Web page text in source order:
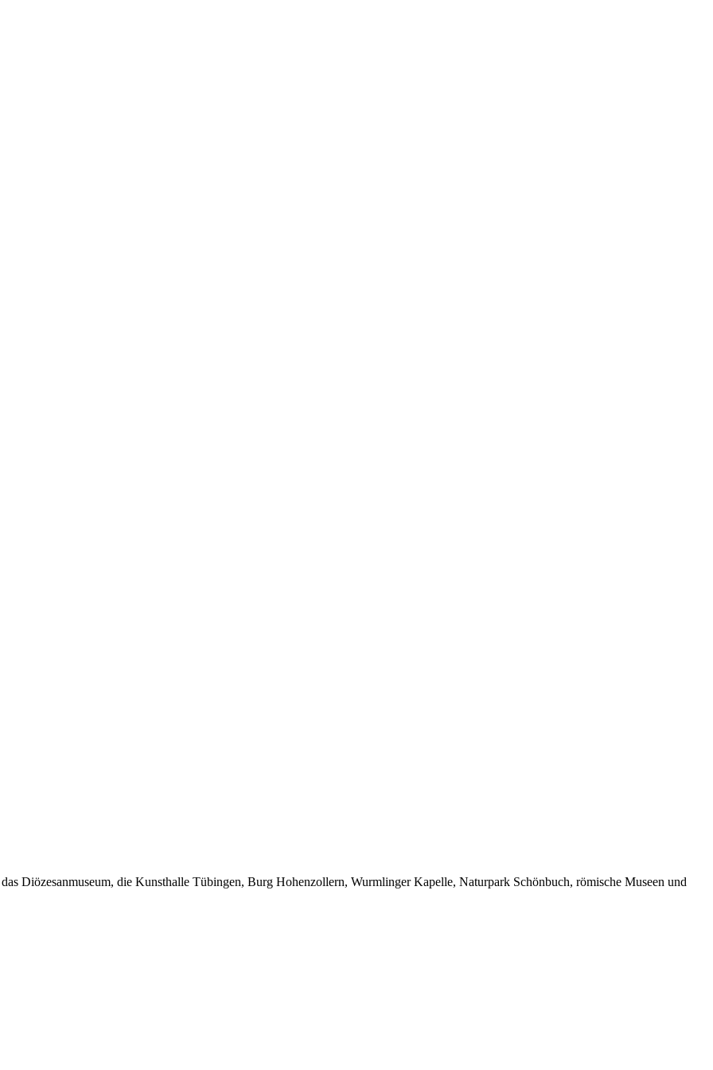
Diözesanmuseum, die Kunsthalle Tübingen, Burg Hohenzollern, Wurmlinger Kapelle, Naturpark Schönbuch, römische Museen und